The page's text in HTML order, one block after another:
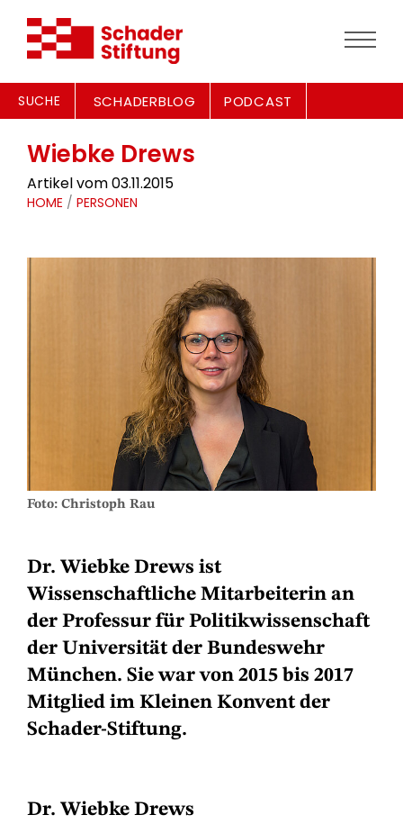
SUCHE SCHADERBLOG PODCAST
Wiebke Drews
Artikel vom 03.11.2015
HOME / PERSONEN
Foto: Christoph Rau
Dr. Wiebke Drews ist
Wissenschaftliche Mitarbeiterin an
der Professur für Politikwissenschaft
der Universität der Bundeswehr
München. Sie war von 2015 bis 2017
Mitglied im Kleinen Konvent der
Schader-Stiftung.
Dr. Wiebke Drews